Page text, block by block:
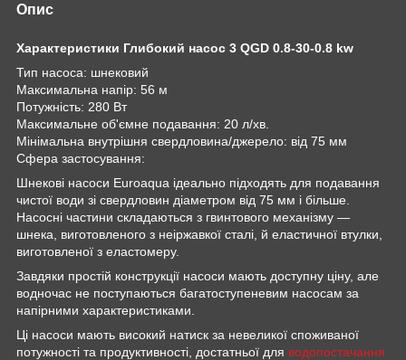
Опис
Характеристики Глибокий насос 3 QGD 0.8-30-0.8 kw
Тип насоса: шнековий
Максимальна напір: 56 м
Потужність: 280 Вт
Максимальне об'ємне подавання: 20 л/хв.
Мінімальна внутрішня свердловина/джерело: від 75 мм
Сфера застосування:
Шнекові насоси Euroaqua ідеально підходять для подавання
чистої води зі свердловин діаметром від 75 мм і більше.
Насосні частини складаються з гвинтового механізму —
шнека, виготовленого з неіржавкої сталі, й еластичної втулки,
виготовленої з еластомеру.
Завдяки простій конструкції насоси мають доступну ціну, але
водночас не поступаються багатоступеневим насосам за
напірними характеристиками.
Ці насоси мають високий натиск за невеликої споживаної
потужності та продуктивності, достатньої для водопостачання